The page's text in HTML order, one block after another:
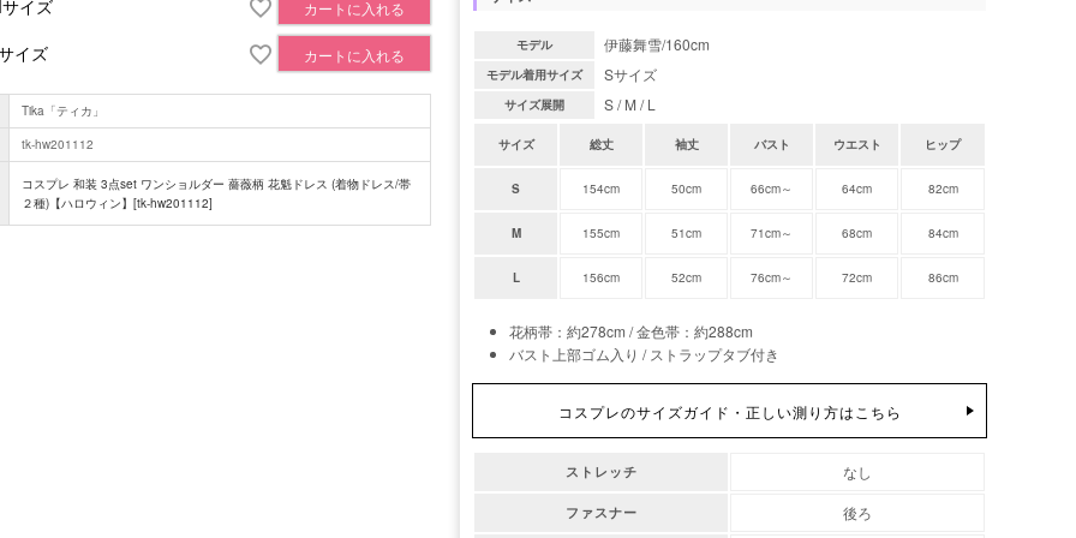
イズ カートに入れる
イズ カートに入れる
Tika「ティカ」
tk-hw201112
コスプレ 和装 3点set ワンショルダー 薔薇柄 花魁ドレス (着物ドレス/帯
２種)【ハロウィン】[tk-hw201112]
モデル 伊藤舞雪/160cm
モデル着用サイズ Sサイズ
サイズ展開 S / M / L
サイズ 総丈 袖丈 バスト ウエスト ヒップ
S 154cm 50cm 66cm～ 64cm 82cm
M 155cm 51cm 71cm～ 68cm 84cm
L 156cm 52cm 76cm～ 72cm 86cm
花柄帯：約278cm / 金色帯：約288cm
バスト上部ゴム入り / ストラップタブ付き
コスプレのサイズガイド・正しい測り方はこちら
ストレッチ なし
ファスナー 後ろ